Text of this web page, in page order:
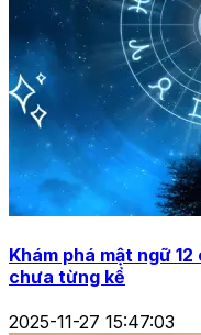
Khám phá mật ngữ
chưa từng kể
2025-11-27 15:47:03